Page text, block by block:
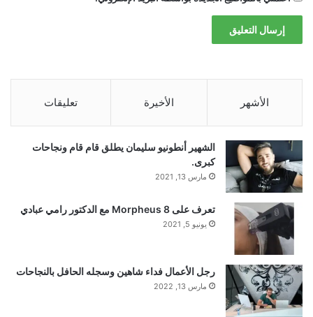
حجري. تساعد مجمل الاكتشافات على
الحياة اليومية للدير والتفاعل مع الحجاج.
يقول فريق علماء الآثار: “جميع الاكتشافات
هي الآن في مرحلة الحفظ والتحليل، ولكن
من الواضح بالفعل مدى أهمية هذه المنطقة
لفهم الحياة الرهبانية البيزنطية”.
اقرأ أيضًا:
الأشهر الأخيرة تعليقات
الشهير أنطونيو سليمان يطلق قام قام ونجاحات
كبرى.
مارس 13, 2021
تعرف على Morpheus 8 مع الدكتور رامي عبادي
يونيو 5, 2021
رجل الأعمال فداء شاهين وسجله الحافل بالنجاحات
مارس 13, 2022